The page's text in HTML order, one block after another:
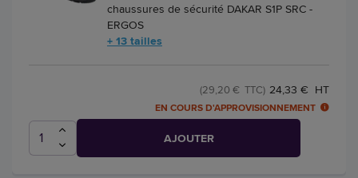
chaussures de sécurité DAKAR S1P SRC -
ERGOS
+ 13 tailles
24,33 € HT
(29,20 € TTC)
EN COURS D'APPROVISIONNEMENT
AJOUTER